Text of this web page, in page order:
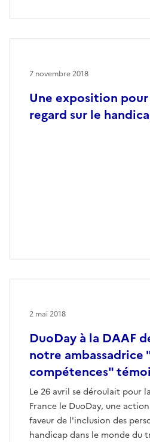
Une exposition
regard sur le
7 novembre 2018
DuoDay à la DAAF
notre ambassadrice
compétences"
Le 26 avril se déroulait pour
France le DuoDay, une
faveur de l'inclusion des
handicap dans le monde du
2 mai 2018